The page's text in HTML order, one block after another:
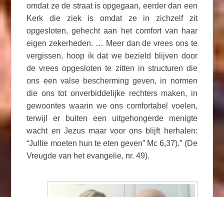
omdat ze de straat is opgegaan, eerder dan een
Kerk die ziek is omdat ze in zichzelf zit
opgesloten, gehecht aan het comfort van haar
eigen zekerheden. … Meer dan de vrees ons te
vergissen, hoop ik dat we bezield blijven door
de vrees opgesloten te zitten in structuren die
ons een valse bescherming geven, in normen
die ons tot onverbiddelijke rechters maken, in
gewoontes waarin we ons comfortabel voelen,
terwijl er buiten een uitgehongerde menigte
wacht en Jezus maar voor ons blijft herhalen:
“Jullie moeten hun te eten geven” Mc 6,37).” (De
Vreugde van het evangelie, nr. 49).